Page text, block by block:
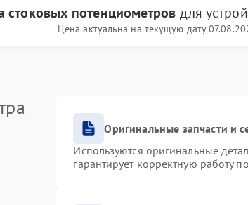
стоковых потенциометров для
Цена актуальна на текущую дату
Оригинальные запчасти и
Используются оригинальные
гарантирует корректную работу